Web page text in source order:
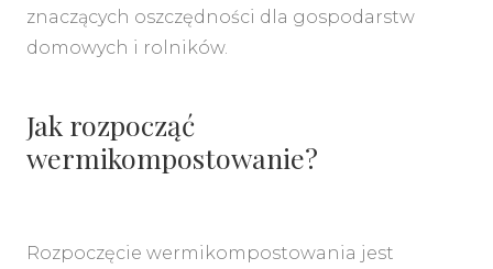
znaczących oszczędności dla gospodarstw
domowych i rolników.
Jak rozpocząć
wermikompostowanie?
Rozpoczęcie wermikompostowania jest